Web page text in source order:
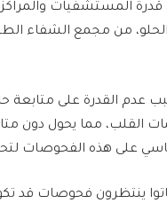
المستشفيات والمراكز
من مجمع الشفاء
عدم القدرة على
القلب، مما يحول
على هذه الفحوصات
ينتظرون فحوصات